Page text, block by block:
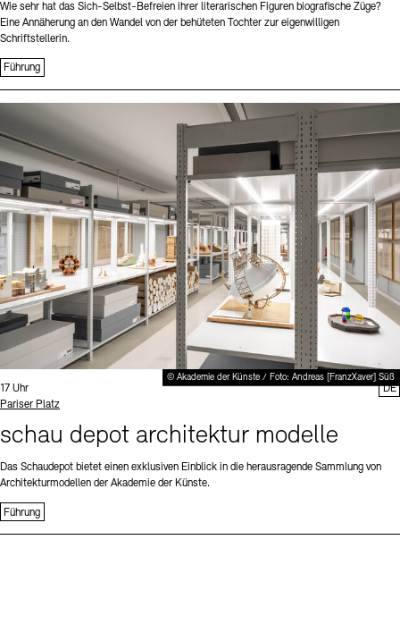
Wie sehr hat das Sich-Selbst-Befreien ihrer literarischen Figuren biografische Züge?
Eine Annäherung an den Wandel von der behüteten Tochter zur eigenwilligen
Schriftstellerin.
Führung
© Akademie der Künste / Foto: Andreas [FranzXaver] Süß
Uhrzeit:
17 Uhr
Standort
Pariser Platz
schau depot architektur modelle
Das Schaudepot bietet einen exklusiven Einblick in die herausragende Sammlung von
Architekturmodellen der Akademie der Künste.
Führung
DE